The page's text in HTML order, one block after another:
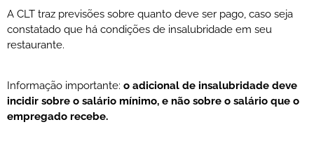
A CLT traz previsões sobre quanto deve ser pago, caso seja
constatado que há condições de insalubridade em seu
restaurante.
Informação importante: o adicional de insalubridade deve
incidir sobre o salário mínimo, e não sobre o salário que o
empregado recebe.